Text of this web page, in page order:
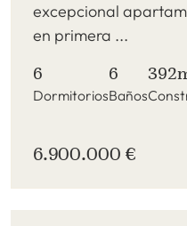
excepcional
en primera ...
6
Dormitorios
6
Baños
6.900.000 €